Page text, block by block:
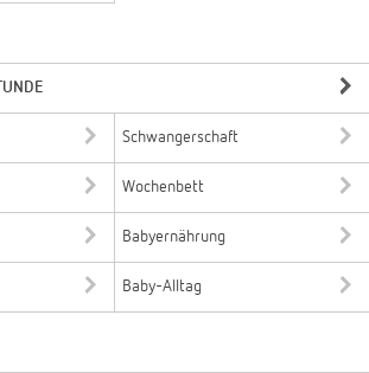
Schwangerschaft
Wochenbett
Babyernährung
Baby-Alltag